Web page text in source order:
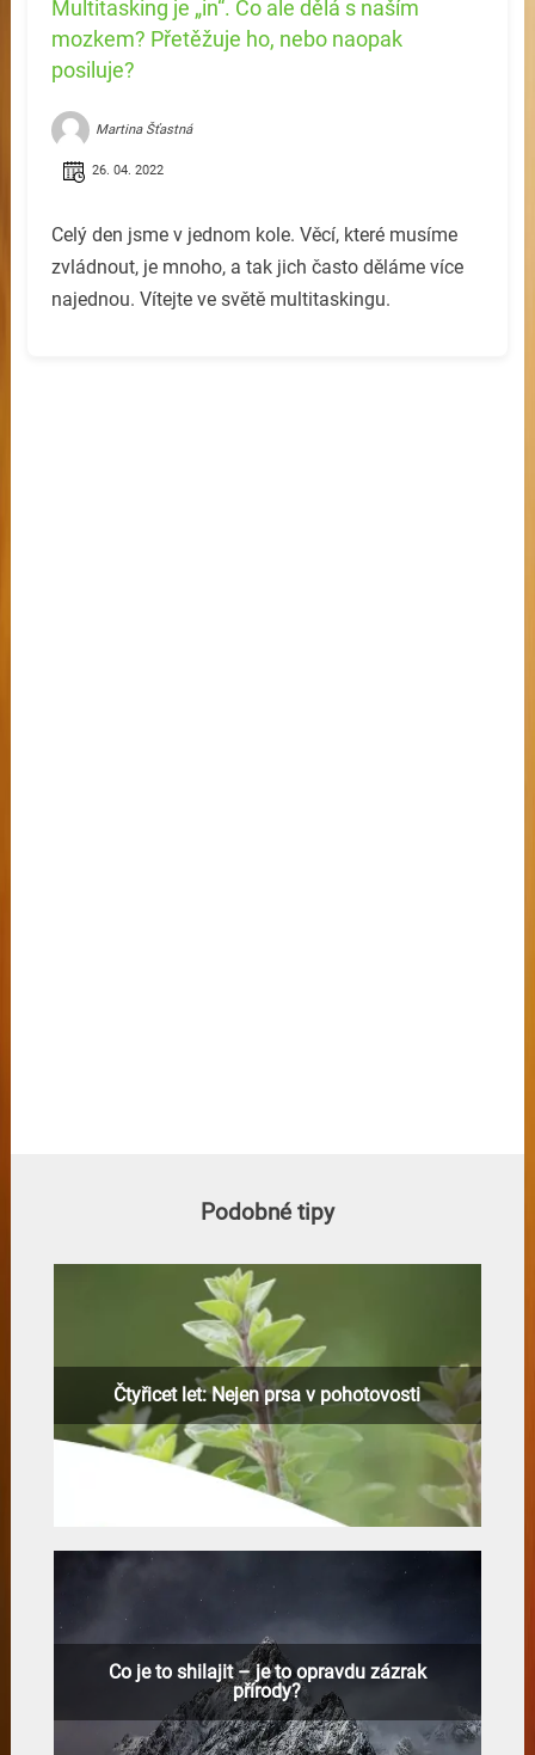
Multitasking je „in“. Co ale dělá s naším
mozkem? Přetěžuje ho, nebo naopak
posiluje?
Martina Šťastná
26. 04. 2022
Celý den jsme v jednom kole. Věcí, které musíme
zvládnout, je mnoho, a tak jich často děláme více
najednou. Vítejte ve světě multitaskingu.
Podobné tipy
Čtyřicet let: Nejen prsa v pohotovosti
Co je to shilajit – je to opravdu zázrak
přírody?